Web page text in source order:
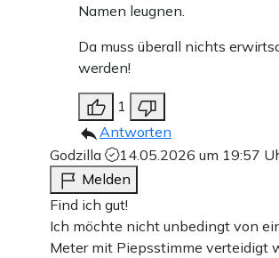
Namen leugnen.
Da muss überall nichts
werden!
1
Antworten
Godzilla
14.05.2026 um 19:57
Melden
Find ich gut!
Ich möchte nicht unbedingt von
Meter mit Piepsstimme verteidigt